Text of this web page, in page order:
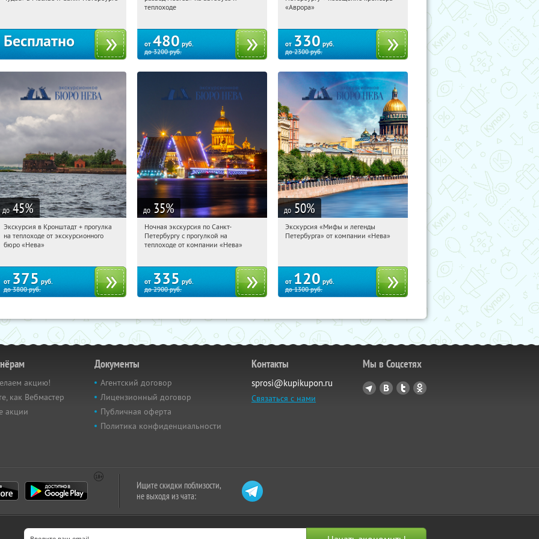
Бесплатно
Площадь Восстания
теплоходе
от 480 руб.
до3200руб.
Площадь Восстания
«Аврора»
от 330 руб.
до2300руб.
до 45%
07:13:45
Купи первым!
Гостиный двор
Экскурсия в Кронштадт + прогулка
на теплоходе от экскурсионного
бюро «Нева»
от 375 руб.
до3800руб.
до 35%
07:13:45 Купили:
Гостиный двор
Ночная экскурсия по Санкт-
Петербургу с прогулкой на
теплоходе от компании «Нева»
от 335 руб.
до2900руб.
до 50%
07:13:45
Купи первым!
Экскурсия «Мифы и легенды
Петербурга» от компании «Нева»
от 120 руб.
до1300руб.
акцию!
как Вебмастер
акции
Документы
Агентский договор
Лицензионный договор
Публичная оферта
Политика конфиденциальности
Контакты
sprosi@kupikupon.ru
Связаться с нами
Мы в Соцсетях
Ищите скидки поблизости,
не выходя из чата: